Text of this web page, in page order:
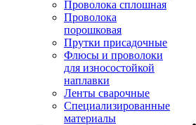
Проволока сплошная
Проволока
порошковая
Прутки присадочные
Флюсы и проволоки
для износостойкой
наплавки
Ленты сварочные
Специализированные
материалы